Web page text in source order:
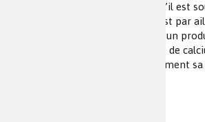
est suspecté d’être cancérogène s’il est
. Sa production est par
génératrice de GES, par rapport à un
comme par exemple le carbonate de
propriétés fonctionnelles, notamment